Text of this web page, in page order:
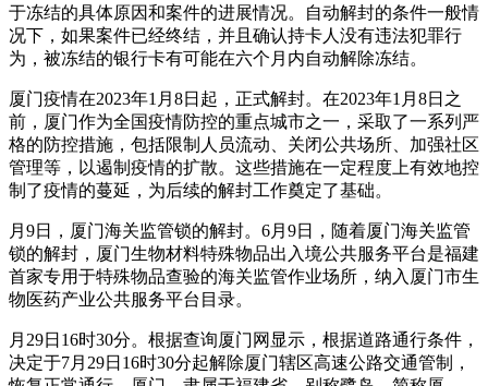
于冻结的具体原因和案件的进展情况。自动解封的条件一般情
况下，如果案件已经终结，并且确认持卡人没有违法犯罪行
为，被冻结的银行卡有可能在六个月内自动解除冻结。
厦门疫情在2023年1月8日起，正式解封。在2023年1月8日之
前，厦门作为全国疫情防控的重点城市之一，采取了一系列严
格的防控措施，包括限制人员流动、关闭公共场所、加强社区
管理等，以遏制疫情的扩散。这些措施在一定程度上有效地控
制了疫情的蔓延，为后续的解封工作奠定了基础。
月9日，厦门海关监管锁的解封。6月9日，随着厦门海关监管
锁的解封，厦门生物材料特殊物品出入境公共服务平台是福建
首家专用于特殊物品查验的海关监管作业场所，纳入厦门市生
物医药产业公共服务平台目录。
月29日16时30分。根据查询厦门网显示，根据道路通行条件，
决定于7月29日16时30分起解除厦门辖区高速公路交通管制，